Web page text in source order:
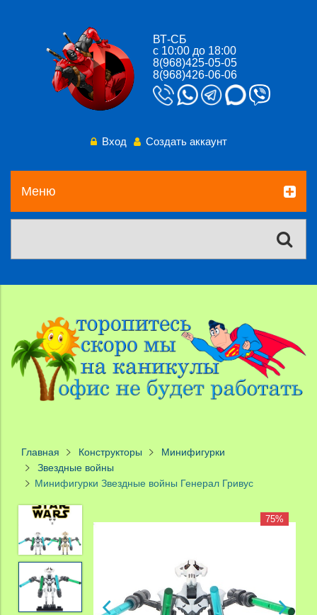
ВТ-СБ
с 10:00 до 18:00
8(968)425-05-05
8(968)426-06-06
Вход Создать аккаунт
Меню
Главная Конструкторы
Минифигурки
Звездные войны
Минифигурки Звездные войны Генерал Гривус
75% 75%